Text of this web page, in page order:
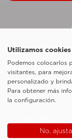
Esaote SpA ©2026 -
Sociedad sujeta a la
Enterprise
Notas legales
Cookie Policy
Utilizamos cookies
Podemos colocarlos
visitantes, para
personalizado y
Para obtener más
la configuración.
No,